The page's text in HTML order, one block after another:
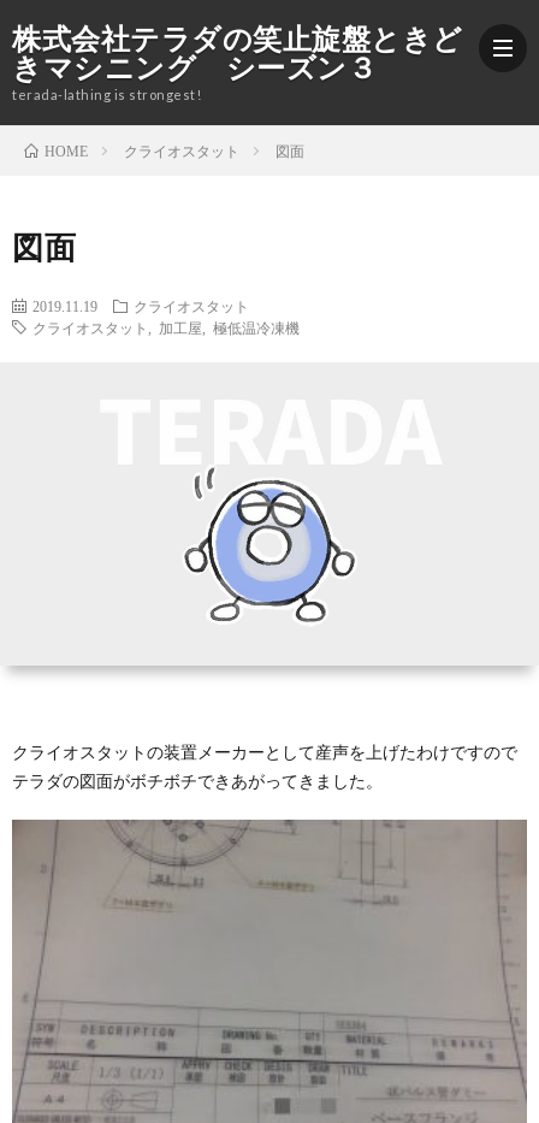
株式会社テラダの笑止旋盤ときど
きマシニング シーズン３
terada-lathing is strongest!
に
て
HOME クライオスタット 図面
図面
2019.11.19
クライオスタット
クライオスタット
加工屋 極低温冷凍機
クライオスタットの装置メーカーとして産声を上げたわけですので
テラダの図面がボチボチできあがってきました。